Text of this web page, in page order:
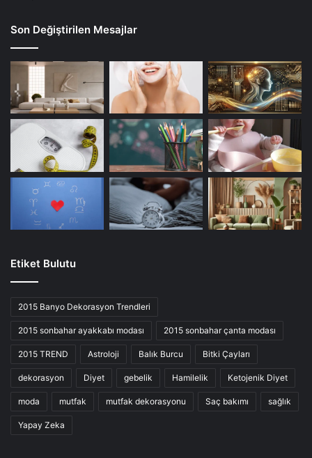
Son Değiştirilen Mesajlar
Etiket Bulutu
2015 Banyo Dekorasyon Trendleri
2015 sonbahar ayakkabı modası 2015 sonbahar çanta modası
2015 TREND Astroloji Balık Burcu Bitki Çayları
dekorasyon Diyet gebelik Hamilelik Ketojenik Diyet
moda mutfak mutfak dekorasyonu Saç bakımı sağlık
Yapay Zeka